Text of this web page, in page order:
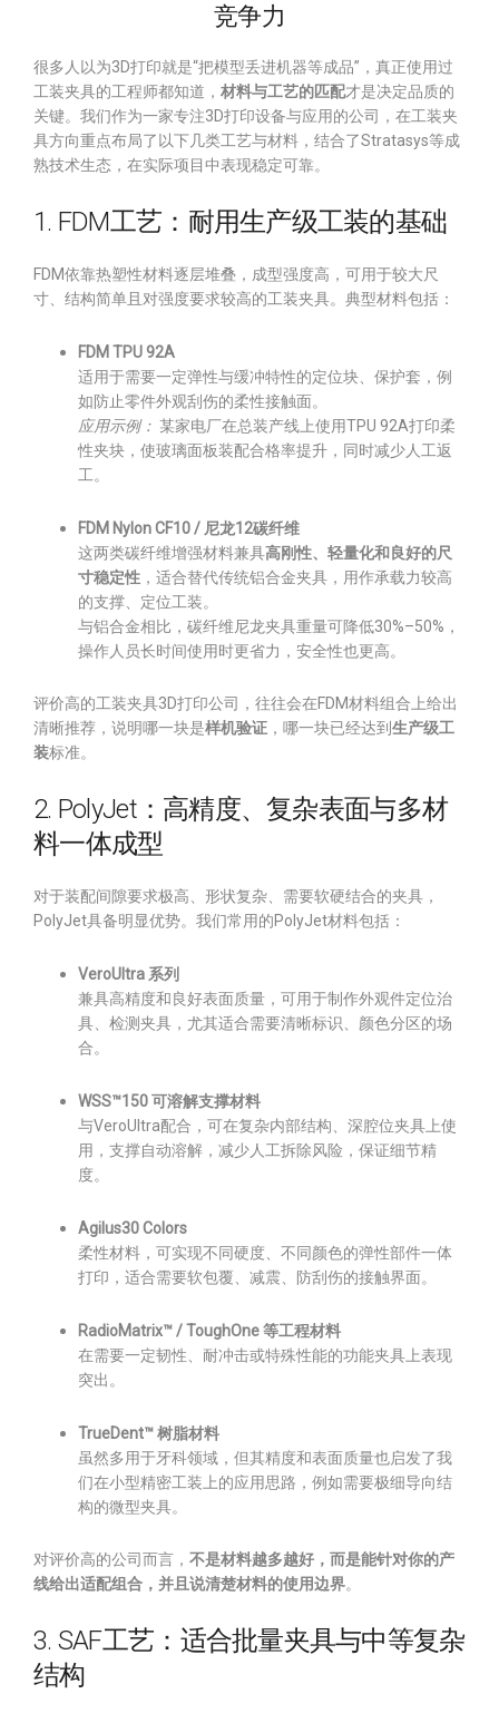
竞争力
很多人以为3D打印就是“把模型丢进机器等成品”，真正使用过
工装夹具的工程师都知道， 材料与工艺的匹配才是决定品质的
关键。我们作为一家专注3D打印设备与应用的公司，在工装夹
具方向重点布局了以下几类工艺与材料，结合了Stratasys等成
熟技术生态，在实际项目中表现稳定可靠。
1. FDM工艺：耐用生产级工装的基础
FDM依靠热塑性材料逐层堆叠，成型强度高，可用于较大尺
寸、结构简单且对强度要求较高的工装夹具。典型材料包括：
FDM TPU 92A
适用于需要一定弹性与缓冲特性的定位块、保护套，例
如防止零件外观刮伤的柔性接触面。
应用示例： 某家电厂在总装产线上使用TPU 92A打印柔
性夹块，使玻璃面板装配合格率提升，同时减少人工返
工。
FDM Nylon CF10 / 尼龙12碳纤维
这两类碳纤维增强材料兼具高刚性、轻量化和良好的尺
寸稳定性 ，适合替代传统铝合金夹具，用作承载力较高
的支撑、定位工装。
与铝合金相比，碳纤维尼龙夹具重量可降低30%–50%，
操作人员长时间使用时更省力，安全性也更高。
评价高的工装夹具3D打印公司，往往会在FDM材料组合上给出
清晰推荐，说明哪一块是样机验证 ，哪一块已经达到 生产级工
装标准。
2. PolyJet：高精度、复杂表面与多材
料一体成型
对于装配间隙要求极高、形状复杂、需要软硬结合的夹具，
PolyJet具备明显优势。我们常用的PolyJet材料包括：
VeroUltra 系列
兼具高精度和良好表面质量，可用于制作外观件定位治
具、检测夹具，尤其适合需要清晰标识、颜色分区的场
合。
WSS™150 可溶解支撑材料
与VeroUltra配合，可在复杂内部结构、深腔位夹具上使
用，支撑自动溶解，减少人工拆除风险，保证细节精
度。
Agilus30 Colors
柔性材料，可实现不同硬度、不同颜色的弹性部件一体
打印，适合需要软包覆、减震、防刮伤的接触界面。
RadioMatrix™ / ToughOne 等工程材料
在需要一定韧性、耐冲击或特殊性能的功能夹具上表现
突出。
TrueDent™ 树脂材料
虽然多用于牙科领域，但其精度和表面质量也启发了我
们在小型精密工装上的应用思路，例如需要极细导向结
构的微型夹具。
对评价高的公司而言， 不是材料越多越好，而是能针对你的产
线给出适配组合，并且说清楚材料的使用边界。
3. SAF工艺：适合批量夹具与中等复杂
结构